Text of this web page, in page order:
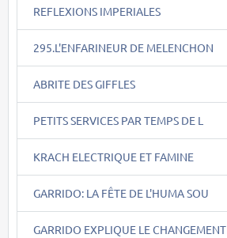
REFLEXIONS IMPERIALES
295.L'ENFARINEUR DE MELENCHON
ABRITE DES GIFFLES
PETITS SERVICES PAR TEMPS DE L
KRACH ELECTRIQUE ET FAMINE
GARRIDO: LA FÊTE DE L'HUMA SOU
GARRIDO EXPLIQUE LE CHANGEMENT